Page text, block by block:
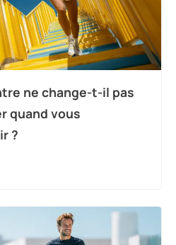
ne change-t-il pas
quand vous
?